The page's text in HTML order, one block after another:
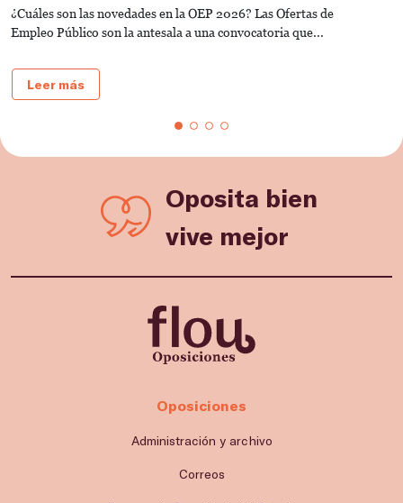
¿Cuáles son las novedades en la OEP 2026? Las Ofertas de
Empleo Público son la antesala a una convocatoria que...
Leer más
Oposita bien
vive mejor
Oposiciones
Administración y archivo
Correos